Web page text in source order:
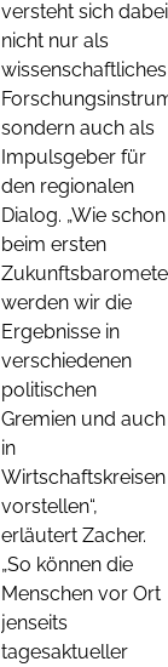
versteht sich dabei
nicht nur als
wissenschaftliches
sondern auch als
Impulsgeber für
den regionalen
Dialog. „Wie schon
beim ersten
werden wir die
Ergebnisse in
verschiedenen
politischen
Gremien und auch
in
Wirtschaftskreisen
vorstellen“,
erläutert Zacher.
„So können die
Menschen vor Ort
jenseits
tagesaktueller